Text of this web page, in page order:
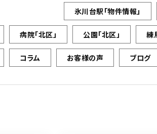
氷川台駅「物件情報」
病院「北区」 公園「北区」 練
コラム お客様の声 ブログ